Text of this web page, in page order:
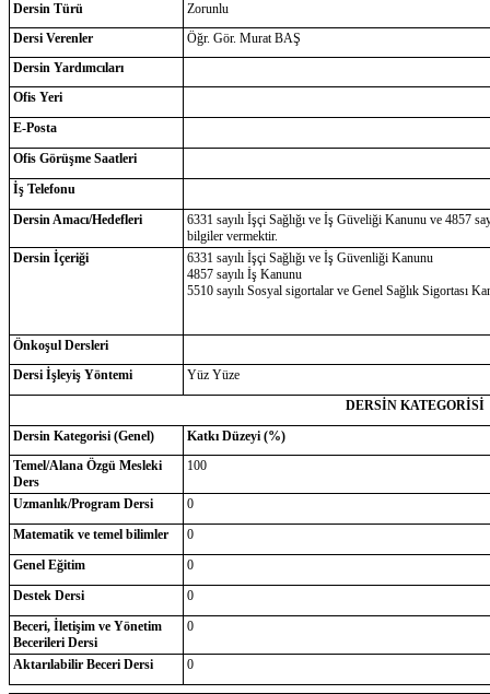
Dersin Türü
Zorunlu
Dersi Verenler
Öğr. Gör. Murat BAŞ
Dersin Yardımcıları
Ofis Yeri
E-Posta
Ofis Görüşme Saatleri
İş Telefonu
Dersin Amacı/Hedefleri
6331 sayılı İşçi Sağlığı ve İş Güveliği Kanunu ve 4857
bilgiler vermektir.
Dersin İçeriği
6331 sayılı İşçi Sağlığı ve İş Güvenliği Kanunu
4857 sayılı İş Kanunu
5510 sayılı Sosyal sigortalar ve Genel Sağlık Sigortası
Önkoşul Dersleri
Dersi İşleyiş Yöntemi
Yüz Yüze
DERSİN KATEGORİSİ
Dersin Kategorisi (Genel)
Katkı Düzeyi (%)
Temel/Alana Özgü Mesleki
Ders
100
Uzmanlık/Program Dersi
0
Matematik ve temel bilimler
0
Genel Eğitim
0
Destek Dersi
0
Beceri, İletişim ve Yönetim
Becerileri Dersi
0
Aktarılabilir Beceri Dersi 0